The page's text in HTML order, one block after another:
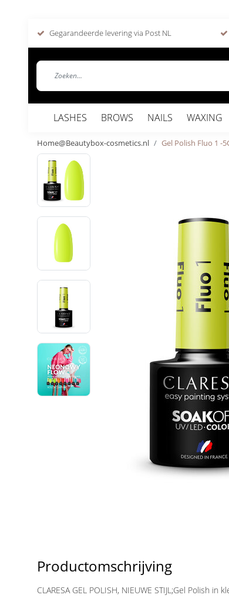
Gegarandeerde levering via Post NL
LASHES BROWS NAILS WAXING
Home@Beautybox-cosmetics.nl Gel Polish Fluo 1 -
Productomschrijving
CLARESA GEL POLISH, NIEUWE STIJL;Gel